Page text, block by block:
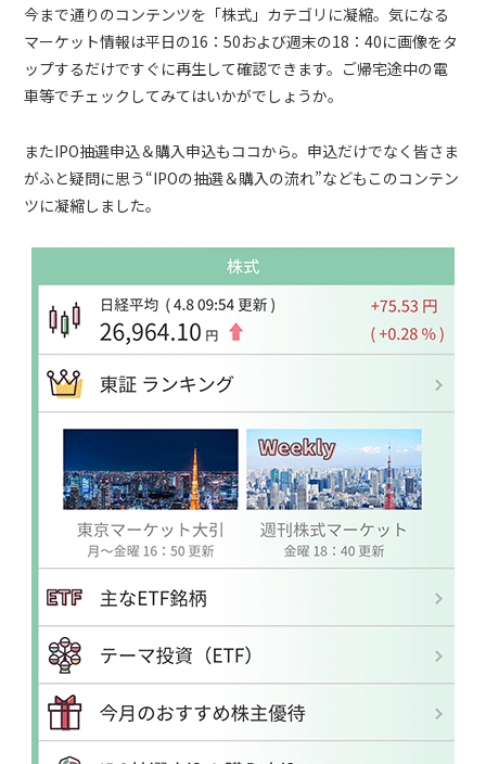
今まで通りのコンテンツを「株式」カテゴリに凝縮。気になる
マーケット情報は平日の16：50および週末の18：40に画像をタ
ップするだけですぐに再生して確認できます。ご帰宅途中の電
車等でチェックしてみてはいかがでしょうか。
またIPO抽選申込＆購入申込もココから。申込だけでなく皆さま
がふと疑問に思う“IPOの抽選＆購入の流れ”などもこのコンテン
ツに凝縮しました。